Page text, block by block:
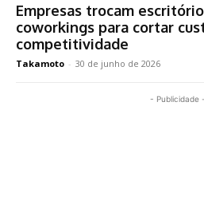
Empresas trocam
coworkings para cortar
competitividade
Takamoto - 30 de junho de 2026
- Publicidade -